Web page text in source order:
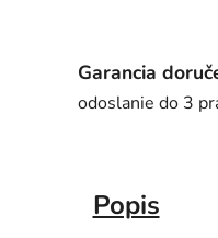
Garancia
odoslanie do 3
Popis